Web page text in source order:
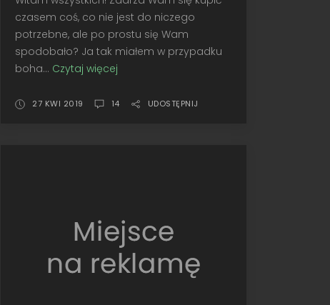
czasem coś, co nie jest do niczego
potrzebne, ale po prostu się Wam
spodobało? Ja tak miałem w przypadku
boha... Czytaj więcej
•
2014,
Bertelli
/
Dotta
27 KWI 2019 14 UDOSTĘPNIJ